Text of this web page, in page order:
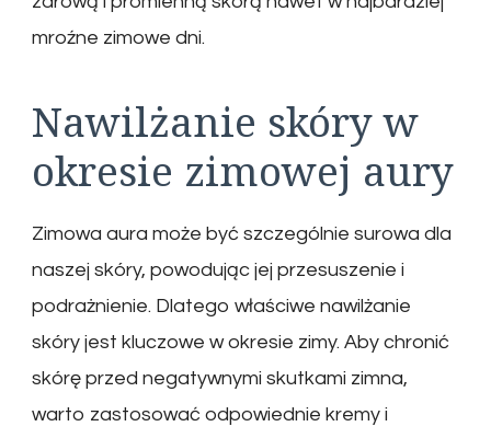
mroźne zimowe dni.
Nawilżanie skóry w
okresie zimowej aury
Zimowa aura może być szczególnie surowa dla
naszej skóry, powodując jej przesuszenie i
podrażnienie. Dlatego właściwe nawilżanie
skóry jest kluczowe w okresie zimy. Aby chronić
skórę przed negatywnymi skutkami zimna,
warto zastosować odpowiednie kremy i